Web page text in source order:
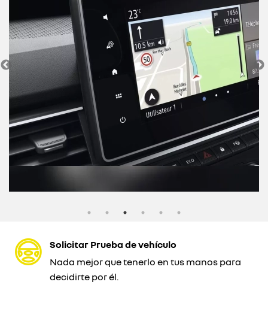
Solicitar Prueba de vehículo
Nada mejor que tenerlo en tus manos para
decidirte por él.